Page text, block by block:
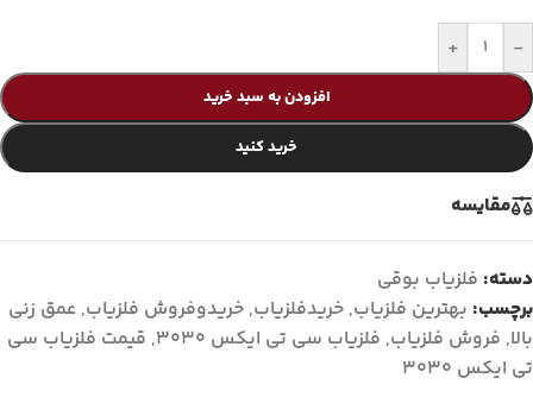
-
+
افزودن به سبد خرید
خرید کنید
مقايسه
دسته: فلزیاب بوقی
برچسب: بهترین فلزیاب, خریدفلزیاب, خریدوفروش فلزیاب, عمق زنی
بالا, فروش فلزیاب, فلزیاب سی تی ایکس 3030 , قیمت فلزیاب سی
تی ایکس 3030